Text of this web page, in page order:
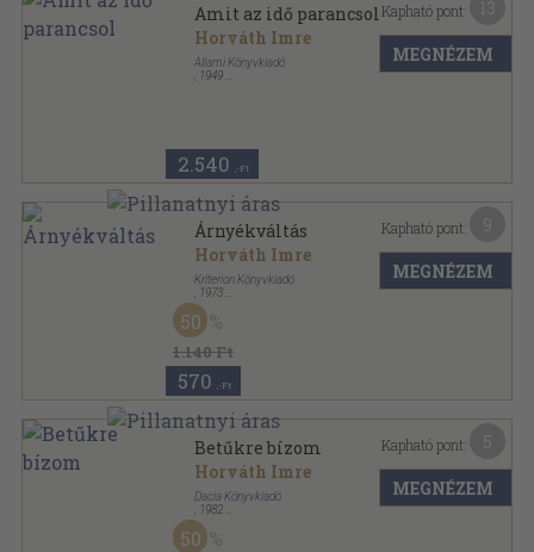
Amit az idő parancsol
Horváth Imre
Állami Könyvkiadó
1949
2.540 ,-Ft
Kapható pont:
MEGNÉZEM
Árnyékváltás
Horváth Imre
Kriterion Könyvkiadó
1973
Fűzött kemény papírkötés
1.140 Ft
50
570 ,-Ft
Kapható pont:
MEGNÉZEM
Betűkre bízom
Horváth Imre
Dacia Könyvkiadó
1982
Fűzött kemény papírkötés
50
Kapható pont:
MEGNÉZEM